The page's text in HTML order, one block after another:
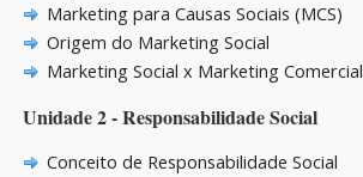
Marketing para Causas Sociais (MCS)
Origem do Marketing Social
Marketing Social x Marketing Comercial
Unidade 2 - Responsabilidade Social
Conceito de Responsabilidade Social